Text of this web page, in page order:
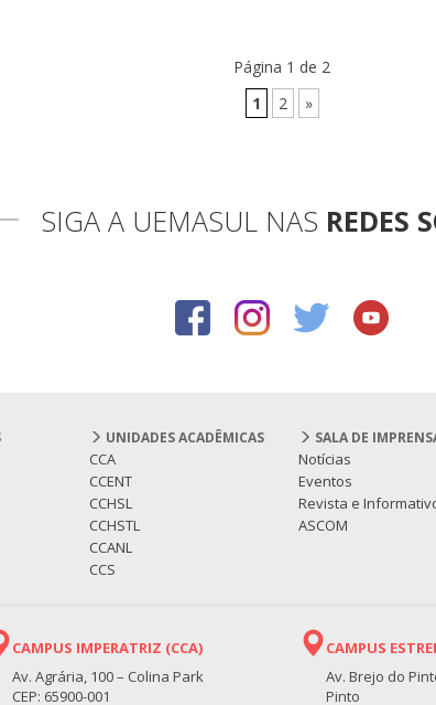
Página 1 de 2
1
2 »
SIGA A UEMASUL NAS REDES
UNIDADES ACADÊMICAS
CCA
CCENT
CCHSL
CCHSTL
CCANL
CCS
SALA DE
Notícias
Eventos
Revista e
ASCOM
CAMPUS IMPERATRIZ (CCA)
Av. Agrária, 100 – Colina Park
CEP: 65900-001
CAMPUS
Av. Brejo do
Pinto